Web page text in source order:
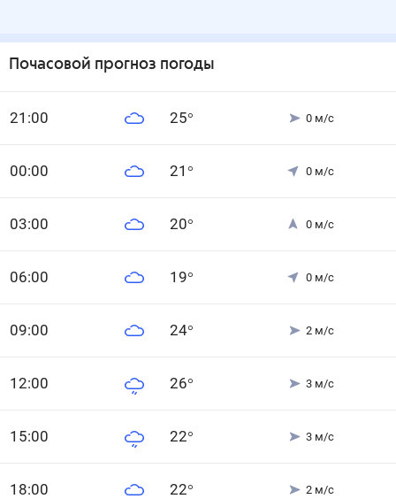
Почасовой прогноз погоды
21 :00 25° 0 м/с
00:00 21 ° 0 м/с
03:00 20° 0 м/с
06:00 19° 0 м/с
09:00 24° 2 м/с
12:00 26° 3 м/с
15:00 22° 3 м/с
18:00 22° 2 м/с